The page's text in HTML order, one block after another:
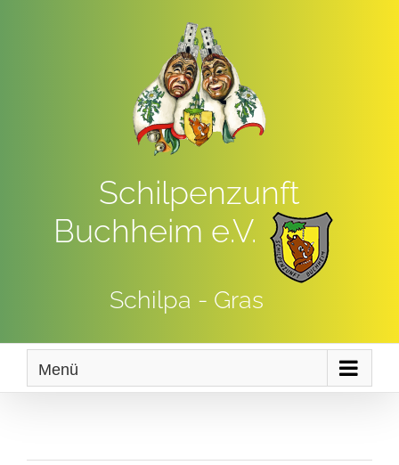
Schilpenzunft
Buchheim e.V.
Schilpa - Gras
Menü